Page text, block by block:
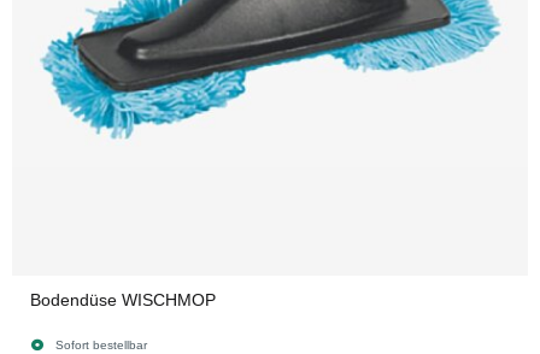
Bodendüse WISCHMOP
Sofort bestellbar